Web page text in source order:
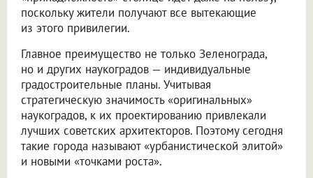
поскольку жители получают все вытекающие
из этого привилегии.
Главное преимущество не только Зеленограда,
но и других наукоградов — индивидуальные
градостроительные планы. Учитывая
стратегическую значимость «оригинальных»
наукоградов, к их проектированию привлекали
лучших советских архитекторов. Поэтому сегодня
такие города называют «урбанистической элитой»
и новыми «точками роста».